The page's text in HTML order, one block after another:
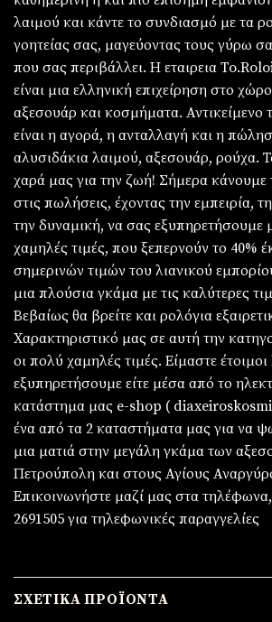
λαιμού και κάντε το συνδιασμό με τα
γοητείας σας, μαγεύοντας τους γύρω
που σας περιβάλλει. Η εταιρεια
είναι μια ελληνική επιχείρηση στο
αξεσουάρ και κοσμήματα. Αντικείμενο
είναι η αγορά, η ανταλλαγή και η
αλυσιδάκια λαιμού, αξεσουάρ, ρούχα.
χαρά μας για την ζωή! Σήμερα κάνουμε
στις πωλήσεις, έχοντας την εμπειρία,
την δυναμική, να σας εξυπηρετήσουμε
χαμηλές τιμές, που ξεπερνούν το 40%
σημερινών τιμών του λιανικού
μια πλούσια γκάμα με τις καλύτερες
Βεβαίως θα βρείτε και ρολόγια
Χαρακτηριστικό μας σε αυτή την
οι πολύ χαμηλές τιμές. Είμαστε
εξυπηρετήσουμε είτε μέσα από το
κατάστημα μας e-shop (
ένα από τα 2 καταστήματα μας για να
μια ματιά στην μεγάλη γκάμα των
Πετρούπολη και στους Αγίους
Επικοινωνήστε μαζί μας στα
2691505 για τηλεφωνικές παραγγελίες
ΣΧΕΤΙΚΆ ΠΡΟΪΌΝΤΑ